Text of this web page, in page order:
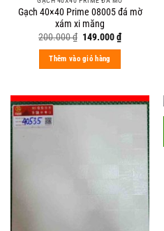
Gạch 40×40 Prime 08005 đá mờ
xám xi măng
200.000₫ Original
was:
200.000 ₫.
149.000₫Current
price
Thêm vào giỏ hàng